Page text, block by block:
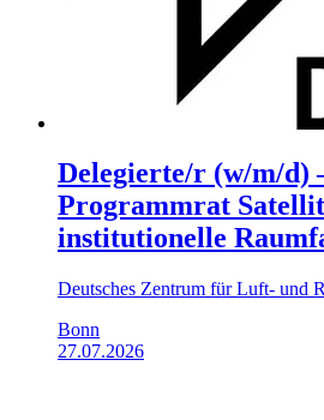
Delegierte/r (w/m/d)
Programmrat
institutionelle
Deutsches Zentrum für Luft- und
Bonn
27.07.2026